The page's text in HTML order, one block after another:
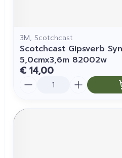
3M, Scotchcast
Scotchcast Gipsverb
5,0cmx3,6m 82002w
€ 14,00